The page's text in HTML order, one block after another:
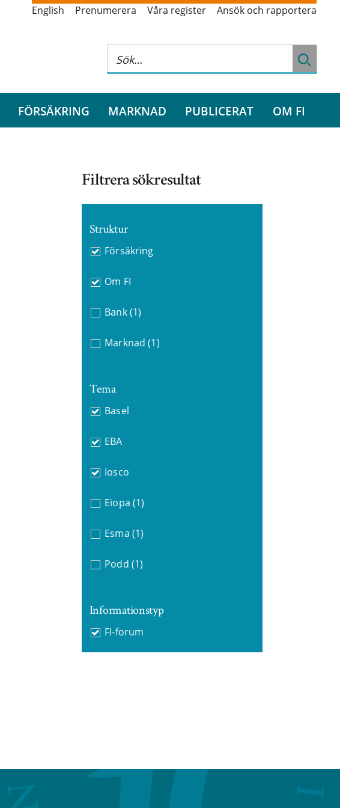
English Prenumerera Våra register Ansök och rapportera
FÖRSÄKRING MARKNAD PUBLICERAT OM FI
Filtrera sökresultat
Struktur
Försäkring
Om FI
Bank (1)
Marknad (1)
Tema
Basel
EBA
Iosco
Eiopa (1)
Esma (1)
Podd (1)
Informationstyp
FI-forum